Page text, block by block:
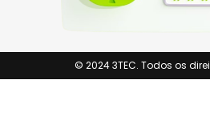
© 2024 3TEC. Todos os